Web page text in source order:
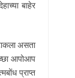
बाहेर
असता
आपोआप
प्राप्त